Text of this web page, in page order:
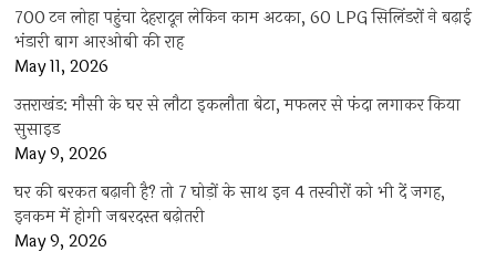
700 टन लोहा पहुंचा देहरादून लेकिन काम अटका, 60 LPG सिलिंडरों ने बढ़ाई
भंडारी बाग आरओबी की राह
May 11, 2026
उत्तराखंड: मौसी के घर से लौटा इकलौता बेटा, मफलर से फंदा लगाकर किया
सुसाइड
May 9, 2026
घर की बरकत बढ़ानी है? तो 7 घोड़ों के साथ इन 4 तस्वीरों को भी दें जगह,
इनकम में होगी जबरदस्त बढ़ोतरी
May 9, 2026